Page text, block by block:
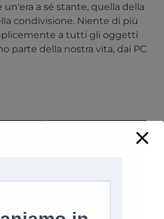
a sé stante, quella della
condivisione. Niente di più
a tutti gli oggetti
parte della nostra vita, dai PC